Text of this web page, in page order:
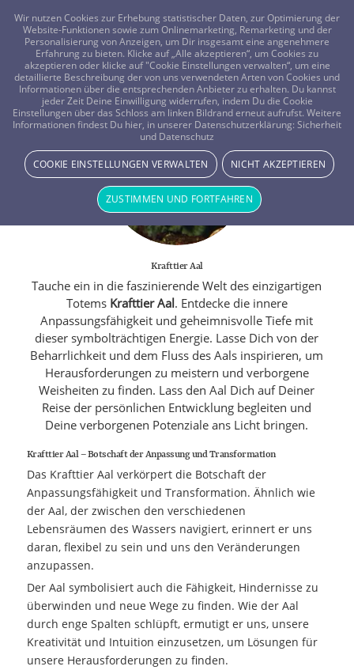
FRAGEN? KOSTENLOS ANRUFEN: 0800-8478266
Krafttier Aal
Tauche ein in die faszinierende Welt des einzigartigen
Totems Krafttier Aal. Entdecke die innere
Anpassungsfähigkeit und geheimnisvolle Tiefe mit
dieser symbolträchtigen Energie. Lasse Dich von der
Beharrlichkeit und dem Fluss des Aals inspirieren, um
Herausforderungen zu meistern und verborgene
Weisheiten zu finden. Lass den Aal Dich auf Deiner
Reise der persönlichen Entwicklung begleiten und
Deine verborgenen Potenziale ans Licht bringen.
Krafttier Aal – Botschaft der Anpassung und Transformation
Das Krafttier Aal verkörpert die Botschaft der
Anpassungsfähigkeit und Transformation. Ähnlich wie
der Aal, der zwischen den verschiedenen
Lebensräumen des Wassers navigiert, erinnert er uns
daran, flexibel zu sein und uns den Veränderungen
anzupassen.
Der Aal symbolisiert auch die Fähigkeit, Hindernisse zu
überwinden und neue Wege zu finden. Wie der Aal
durch enge Spalten schlüpft, ermutigt er uns, unsere
Kreativität und Intuition einzusetzen, um Lösungen für
unsere Herausforderungen zu finden.
Wir nutzen Cookies zur Erhebung statistischer Daten, zur Optimierung der
Website-Funktionen sowie zum Onlinemarketing, Remarketing und der
Personalisierung von Anzeigen, um Dir insgesamt eine angenehmere
Erfahrung zu bieten. Klicke auf „Alle akzeptieren“, um Cookies zu
akzeptieren oder klicke auf "Cookie Einstellungen verwalten“, um eine
detaillierte Beschreibung der von uns verwendeten Arten von Cookies und
Informationen über die entsprechenden Anbieter zu erhalten. Du kannst
jeder Zeit Deine Einwilligung widerrufen, indem Du die Cookie
Einstellungen über das Schloss am linken Bildrand erneut aufrufst. Weitere
Informationen findest Du hier, in unserer Datenschutzerklärung: Sicherheit
und Datenschutz
COOKIE EINSTELLUNGEN VERWALTEN NICHT AKZEPTIEREN
ZUSTIMMEN UND FORTFAHREN